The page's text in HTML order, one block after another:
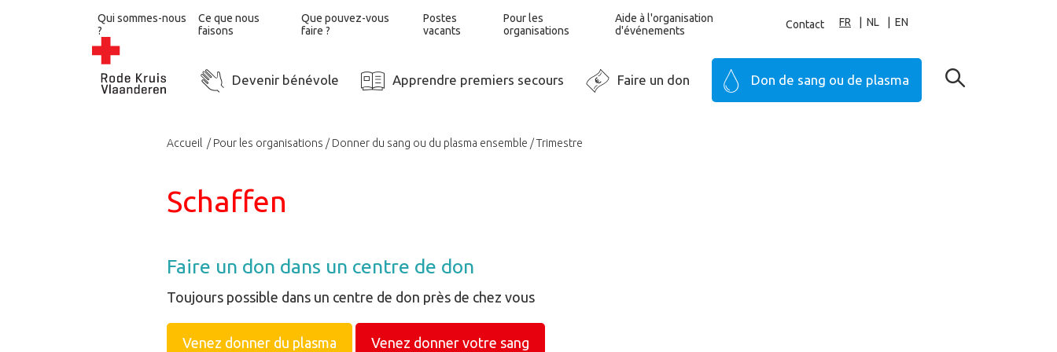
Qui sommes-nous
?
Ce que nous
faisons
Que pouvez-vous
faire ?
Postes
vacants
Pour les
organisations
Aide à l'organisation
d'événements
Contact FR NL EN
Devenir bénévole Apprendre premiers secours Faire un don Don de sang ou de plasma
Accueil Pour les organisations Donner du sang ou du plasma ensemble Trimestre
Schaffen
Faire un don dans un centre de don
Toujours possible dans un centre de don près de chez vous
Venez donner du plasma Venez donner votre sang